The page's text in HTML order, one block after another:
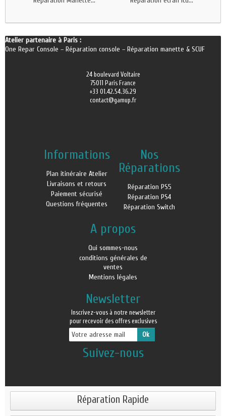
Atelier partenaire à Paris :
One Repar Console – Réparation console – Réparation manette & SCUF
24 boulevard Voltaire
75011 Paris France
+33 01.42.54.36.29
contact@gamup.fr
Informations
Plan itinéraire Atelier
Livraisons et retours
Paiement sécurisé
Questions fréquentes
Nos
Réparations
Réparation PS5
Réparation PS4
Réparation Switch
A propos
Qui sommes-nous
conditions générales de
ventes
Mentions légales
Newsletter
Inscrivez-vous à notre newsletter
pour recevoir des offres exclusives
Suivez-nous
Réparation Rapide